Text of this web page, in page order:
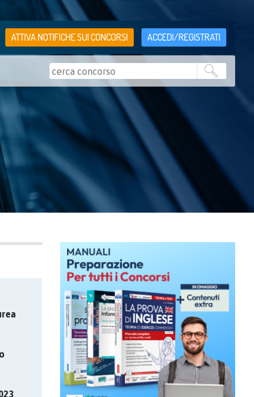
ATTIVA NOTIFICHE SUI CONCORSI ACCEDI/REGISTRATI